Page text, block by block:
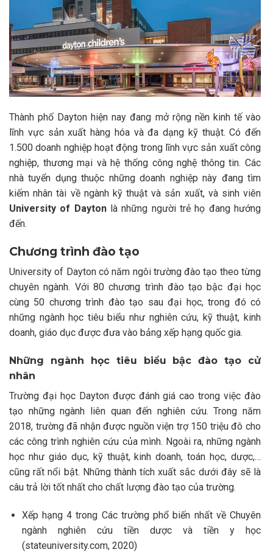
Thành phố Dayton hiện nay đang mở rộng nền kinh tế vào
lĩnh vực sản xuất hàng hóa và đa dạng kỹ thuật. Có đến
1.500 doanh nghiệp hoạt động trong lĩnh vực sản xuất công
nghiệp, thương mại và hệ thống công nghệ thông tin. Các
nhà tuyển dụng thuộc những doanh nghiệp này đang tìm
kiếm nhân tài về ngành kỹ thuật và sản xuất, và sinh viên
University of Dayton là những người trẻ họ đang hướng
đến.
Chương trình đào tạo
University of Dayton có năm ngôi trường đào tạo theo từng
chuyên ngành. Với 80 chương trình đào tạo bậc đại học
cùng 50 chương trình đào tạo sau đại học, trong đó có
những ngành học tiêu biểu như nghiên cứu, kỹ thuật, kinh
doanh, giáo dục được đưa vào bảng xếp hạng quốc gia.
Những ngành học tiêu biểu bậc đào tạo cử
nhân
Trường đại học Dayton được đánh giá cao trong việc đào
tạo những ngành liên quan đến nghiên cứu. Trong năm
2018, trường đã nhận được nguồn viện trợ 150 triệu đô cho
các công trình nghiên cứu của mình. Ngoài ra, những ngành
học như giáo dục, kỹ thuật, kinh doanh, toán học, dược,…
cũng rất nổi bật. Những thành tích xuất sắc dưới đây sẽ là
câu trả lời tốt nhất cho chất lượng đào tạo của trường.
Xếp hạng 4 trong Các trường phổ biến nhất về Chuyên
ngành nghiên cứu tiền dược và tiền y học
(stateuniversity.com, 2020)